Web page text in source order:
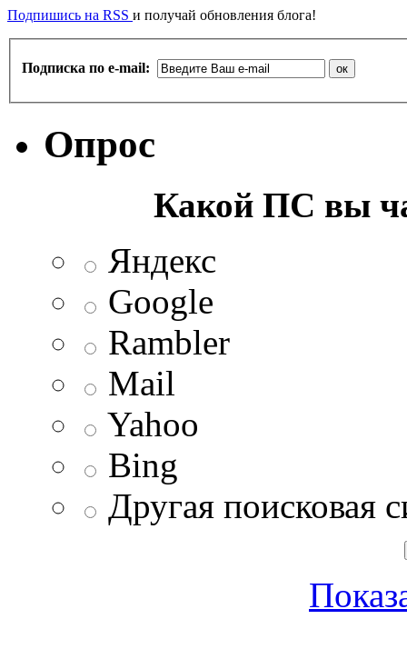
Подпишись на RSS и получай обновления блога!
Подписка по e-mail:
Опрос
Какой ПС вы
Яндекс
Google
Rambler
Mail
Yahoo
Bing
Другая поисковая